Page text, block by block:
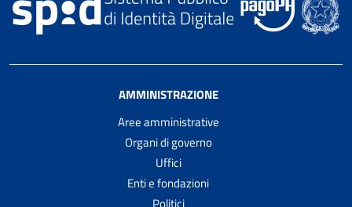
AMMINISTRAZIONE
Aree amministrative
Organi di governo
Uffici
Enti e fondazioni